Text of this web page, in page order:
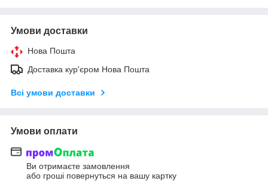
Умови доставки
Нова Пошта
Доставка кур'єром Нова Пошта
Всі умови доставки
Умови оплати
Ви отримаєте замовлення
або гроші повернуться на вашу картку